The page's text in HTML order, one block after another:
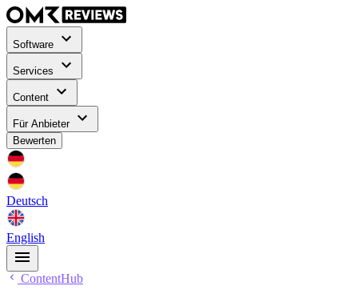
Software
Services
Content
Für Anbieter
Bewerten
Deutsch
English
ContentHub